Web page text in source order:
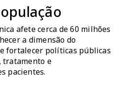
afete cerca de 60 milhões
a dimensão do
fortalecer políticas públicas
tratamento e
pacientes.